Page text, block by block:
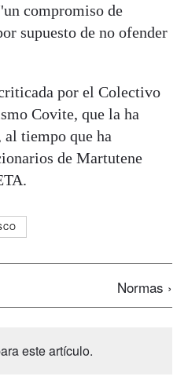
compromiso de
supuesto de no ofender
por el Colectivo
Covite, que la ha
al tiempo que ha
de Martutene
Normas ›
este artículo.